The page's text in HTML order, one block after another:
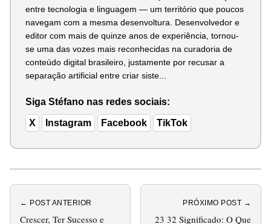
entre tecnologia e linguagem — um território que poucos
navegam com a mesma desenvoltura. Desenvolvedor e
editor com mais de quinze anos de experiência, tornou-
se uma das vozes mais reconhecidas na curadoria de
conteúdo digital brasileiro, justamente por recusar a
separação artificial entre criar siste...
Siga Stéfano nas redes sociais:
X Instagram Facebook TikTok
← POST ANTERIOR
Crescer, Ter Sucesso e
PRÓXIMO POST →
23 32 Significado: O Que